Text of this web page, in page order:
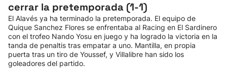
cerrar la pretemporada (1-1)
El Alavés ya ha terminado la pretemporada. El equipo de
Quique Sanchez Flores se enfrentaba al Racing en El Sardinero
con el trofeo Nando Yosu en juego y ha logrado la victoria en la
tanda de penaltis tras empatar a uno. Mantilla, en propia
puerta tras un tiro de Youssef, y Villalibre han sido los
goleadores del partido.